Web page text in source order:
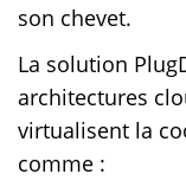
son chevet.
La solution
architectures
virtualisent la
comme :